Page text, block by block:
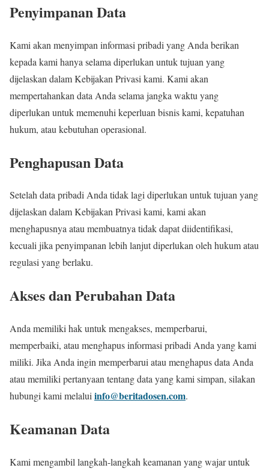
Penyimpanan Data
Kami akan menyimpan informasi pribadi yang Anda berikan
kepada kami hanya selama diperlukan untuk tujuan yang
dijelaskan dalam Kebijakan Privasi kami. Kami akan
mempertahankan data Anda selama jangka waktu yang
diperlukan untuk memenuhi keperluan bisnis kami, kepatuhan
hukum, atau kebutuhan operasional.
Penghapusan Data
Setelah data pribadi Anda tidak lagi diperlukan untuk tujuan yang
dijelaskan dalam Kebijakan Privasi kami, kami akan
menghapusnya atau membuatnya tidak dapat diidentifikasi,
kecuali jika penyimpanan lebih lanjut diperlukan oleh hukum atau
regulasi yang berlaku.
Akses dan Perubahan Data
Anda memiliki hak untuk mengakses, memperbarui,
memperbaiki, atau menghapus informasi pribadi Anda yang kami
miliki. Jika Anda ingin memperbarui atau menghapus data Anda
atau memiliki pertanyaan tentang data yang kami simpan, silakan
hubungi kami melaluiinfo@beritadosen.com.
Keamanan Data
Kami mengambil langkah-langkah keamanan yang wajar untuk